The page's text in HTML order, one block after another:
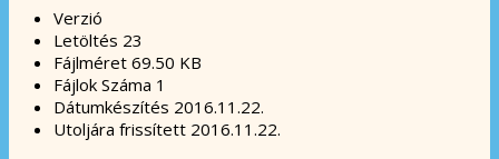
Verzió
Letöltés 23
Fájlméret 69.50 KB
Fájlok Száma 1
Dátumkészítés 2016.11.22.
Utoljára frissített 2016.11.22.